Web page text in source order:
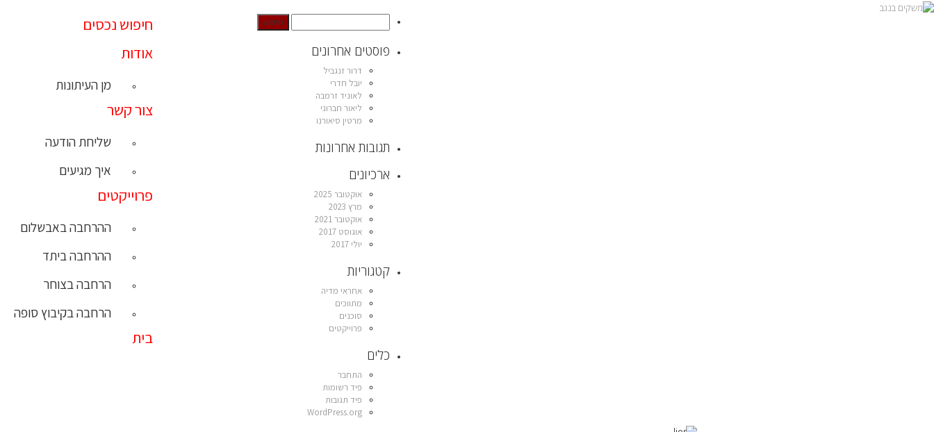
חיפוש נכסים
אודות
מן העיתונות
צור קשר
שליחת הודעה
איך מגיעים
פרוייקטים
ההרחבה באבשלום
ההרחבה ביתד
הרחבה בצוחר
הרחבה בקיבוץ סופה
בית
פוסטים אחרונים
דרור זנגביל
יובל חדרי
לאוניד זרמבה
ליאור חברוני
מרטין סיאורנו
תגובות אחרונות
ארכיונים
אוקטובר 2025
מרץ 2023
אוקטובר 2021
אוגוסט 2017
יולי 2017
קטגוריות
אחראי מדיה
מתווכים
סוכנים
פרוייקטים
כלים
התחבר
פיד רשומות
פיד תגובות
WordPress.org